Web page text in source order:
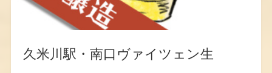
久米川駅・南口ヴァイツェン生